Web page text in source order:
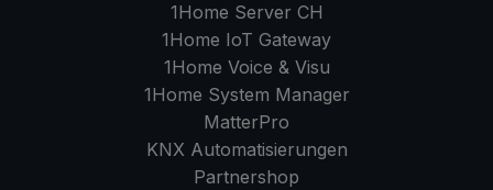
1Home Server CH
1Home IoT Gateway
1Home Voice & Visu
1Home System Manager
MatterPro
KNX Automatisierungen
Partnershop